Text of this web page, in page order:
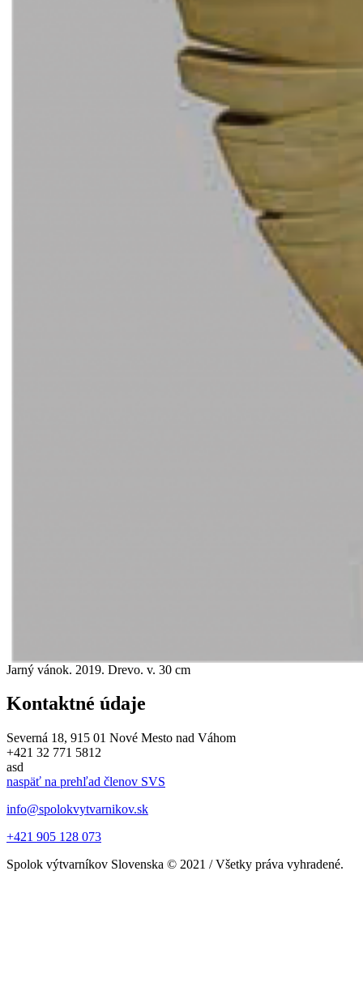
Jarný vánok. 2019. Drevo. v. 30 cm
Kontaktné údaje
Severná 18, 915 01 Nové Mesto nad Váhom
+421 32 771 5812
asd
naspäť na prehľad členov SVS
info@spolokvytvarnikov.sk
+421 905 128 073
Spolok výtvarníkov Slovenska © 2021 / Všetky práva vyhradené.